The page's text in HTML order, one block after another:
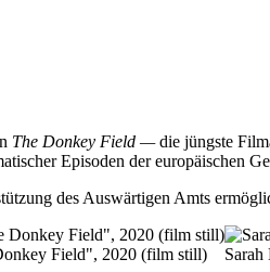
The Donkey Field —die jüngste
Episoden der europäischen
des Auswärtigen Amts
Field", 2020 (film still)